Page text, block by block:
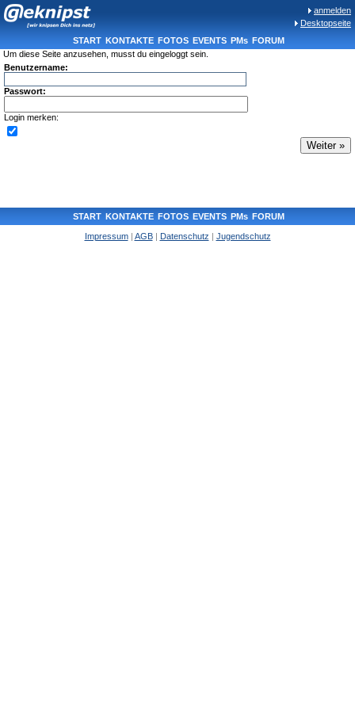
anmelden
Desktopseite
START KONTAKTE FOTOS EVENTS PMs FORUM
Um diese Seite anzusehen, musst du eingeloggt sein.
Benutzername:
Passwort:
Login merken:
START KONTAKTE FOTOS EVENTS PMs FORUM
Impressum| AGB| Datenschutz | Jugendschutz